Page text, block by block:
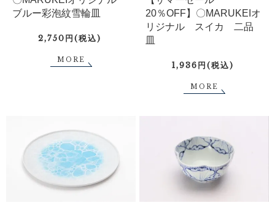
ブルー彩泡紋雪輪皿
2,750円(税込)
MORE
20％OFF】〇MARUKEIオ
リジナル スイカ 二品
皿
1,936円(税込)
MORE